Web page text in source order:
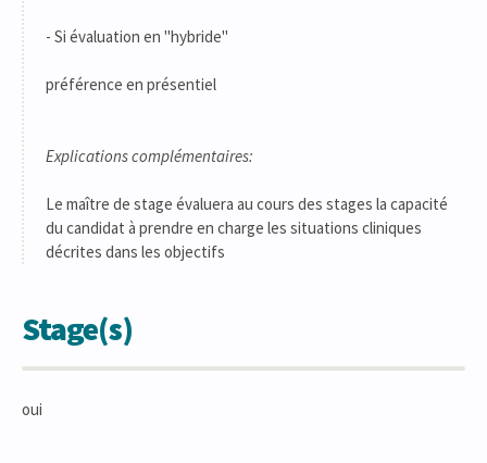
- Si évaluation en "hybride"
préférence en présentiel
Explications complémentaires:
Le maître de stage évaluera au cours des stages la capacité
du candidat à prendre en charge les situations cliniques
décrites dans les objectifs
Stage(s)
oui